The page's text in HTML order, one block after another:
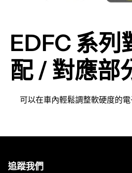
EDFC 系列
配 / 對應部
可以在車內輕鬆調整軟硬度的
追蹤我們